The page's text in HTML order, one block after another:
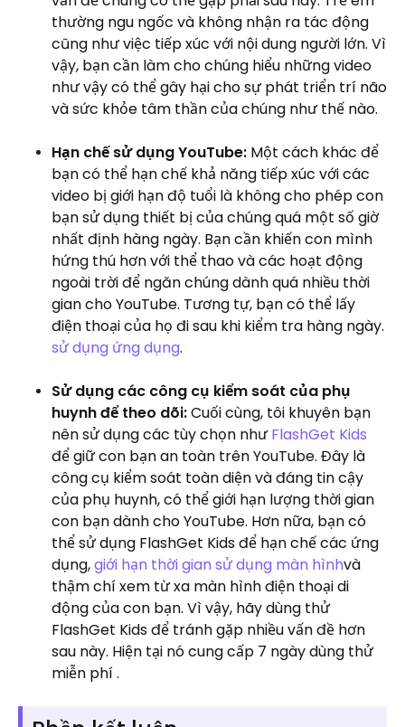
thường ngu ngốc và không nhận ra tác động
cũng như việc tiếp xúc với nội dung người lớn. Vì
vậy, bạn cần làm cho chúng hiểu những video
như vậy có thể gây hại cho sự phát triển trí não
và sức khỏe tâm thần của chúng như thế nào.
Hạn chế sử dụng YouTube: Một cách khác để
bạn có thể hạn chế khả năng tiếp xúc với các
video bị giới hạn độ tuổi là không cho phép con
bạn sử dụng thiết bị của chúng quá một số giờ
nhất định hàng ngày. Bạn cần khiến con mình
hứng thú hơn với thể thao và các hoạt động
ngoài trời để ngăn chúng dành quá nhiều thời
gian cho YouTube. Tương tự, bạn có thể lấy
điện thoại của họ đi sau khi kiểm tra hàng ngày.
sử dụng ứng dụng.
Sử dụng các công cụ kiểm soát của phụ
huynh để theo dõi:Cuối cùng, tôi khuyên bạn
nên sử dụng các tùy chọn nhưFlashGet Kids
để giữ con bạn an toàn trên YouTube. Đây là
công cụ kiểm soát toàn diện và đáng tin cậy
của phụ huynh, có thể giới hạn lượng thời gian
con bạn dành cho YouTube. Hơn nữa, bạn có
thể sử dụng FlashGet Kids để hạn chế các ứng
dụng,giới hạn thời gian sử dụng màn hìnhvà
thậm chí xem từ xa màn hình điện thoại di
động của con bạn. Vì vậy, hãy dùng thử
FlashGet Kids để tránh gặp nhiều vấn đề hơn
sau này. Hiện tại nó cung cấp 7 ngày dùng thử
miễn phí .